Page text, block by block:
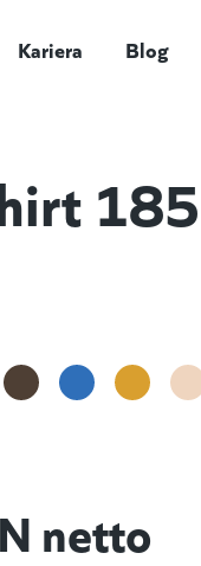
Kariera Blog
netto